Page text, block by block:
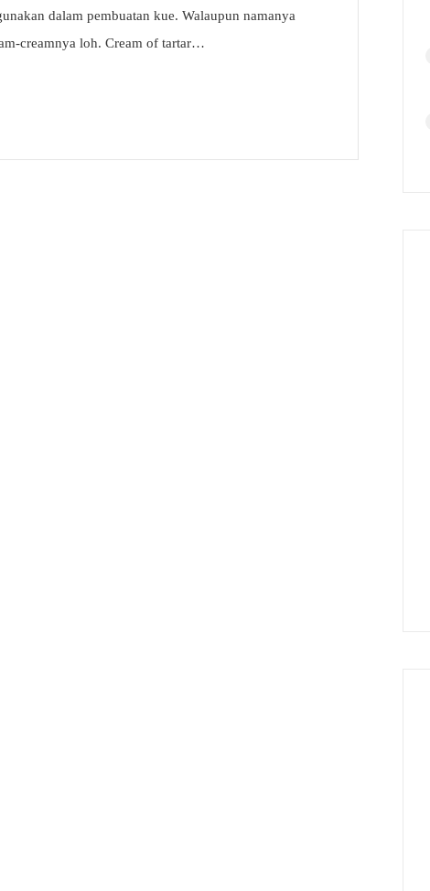
dalam pembuatan kue. Walaupun namanya
creamnya loh. Cream of tartar…